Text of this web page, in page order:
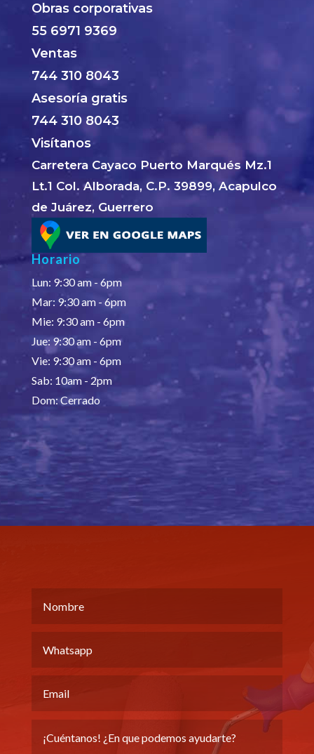
Obras corporativas
55 6971 9369
Ventas
744 310 8043
Asesoría gratis
744 310 8043
Visítanos
Carretera Cayaco Puerto Marqués Mz.1
Lt.1 Col. Alborada, C.P. 39899, Acapulco
de Juárez, Guerrero
Horario
Lun: 9:30 am - 6pm
Mar: 9:30 am - 6pm
Mie: 9:30 am - 6pm
Jue: 9:30 am - 6pm
Vie: 9:30 am - 6pm
Sab: 10am - 2pm
Dom: Cerrado